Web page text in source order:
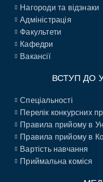
Нагороди та відзнаки
Адміністрація
Факультети
Кафедри
Вакансії
ВСТУП ДО
Спеціальності
Перелік конкурсних
Правила прийому в
Правила прийому в
Вартість навчання
Приймальна коміся